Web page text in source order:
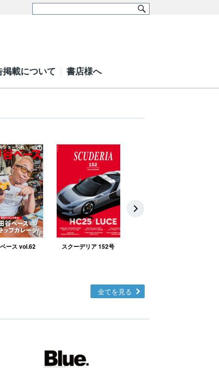
掲載について 書店様へ
ース vol.62 スクーデリア 152号
全てを見る